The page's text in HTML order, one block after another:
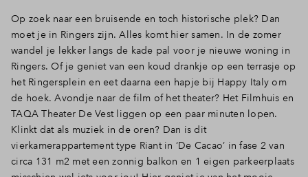
Op zoek naar een bruisende en toch historische plek? Dan
moet je in Ringers zijn. Alles komt hier samen. In de zomer
wandel je lekker langs de kade pal voor je nieuwe woning in
Ringers. Of je geniet van een koud drankje op een terrasje op
het Ringersplein en eet daarna een hapje bij Happy Italy om
de hoek. Avondje naar de film of het theater? Het Filmhuis en
TAQA Theater De Vest liggen op een paar minuten lopen.
Klinkt dat als muziek in de oren? Dan is dit
vierkamerappartement type Riant in ‘De Cacao’ in fase 2 van
circa 131 m2 met een zonnig balkon en 1 eigen parkeerplaats